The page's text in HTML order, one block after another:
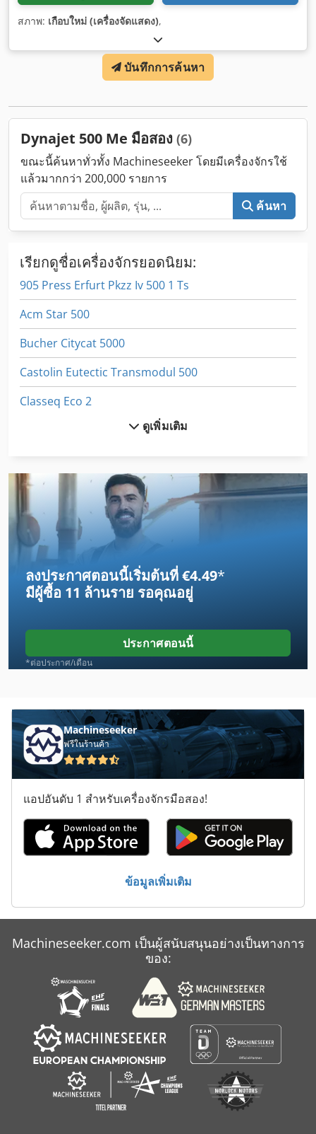
สภาพ: เกือบใหม่ (เครื่องจัดแสดง),
บันทึกการค้นหา
Dynajet 500 Me มือสอง (6)
ขณะนี้ค้นหาทั่วทั้ง Machineseeker โดยมีเครื่องจักรใช้
แล้วมากกว่า 200,000 รายการ
ค้นหา
เรียกดูชื่อเครื่องจักรยอดนิยม:
905 Press Erfurt Pkzz Iv 500 1 Ts
Acm Star 500
Bucher Citycat 5000
Castolin Eutectic Transmodul 500
Classeq Eco 2
Dynajet 500 Th
Galion T 500
Hitachi Seiki Hg 500
Hp Designjet 500
Hsm 500
Hsm 500 Vl
Jet Jssg 10
Maho 500 W
Mikron Vce 500
Pramac S 5000
Sodick A 500
Tripet Mhpe 500
Weeke Bst 500
Weinig Unimat 500
เบียร์ถัง 500 ลิตร
ดูเพิ่มเติม
ลงประกาศตอนนี้เริ่มต้นที่ €4.49*
มีผู้ซื้อ 11 ล้านราย รอคุณอยู่
ประกาศตอนนี้
*ต่อประกาศ/เดือน
Machineseeker
ฟรีในร้านค้า
แอปอันดับ 1 สำหรับเครื่องจักรมือสอง!
ข้อมูลเพิ่มเติม
Machineseeker.com เป็นผู้สนับสนุนอย่างเป็นทางการ
ของ: